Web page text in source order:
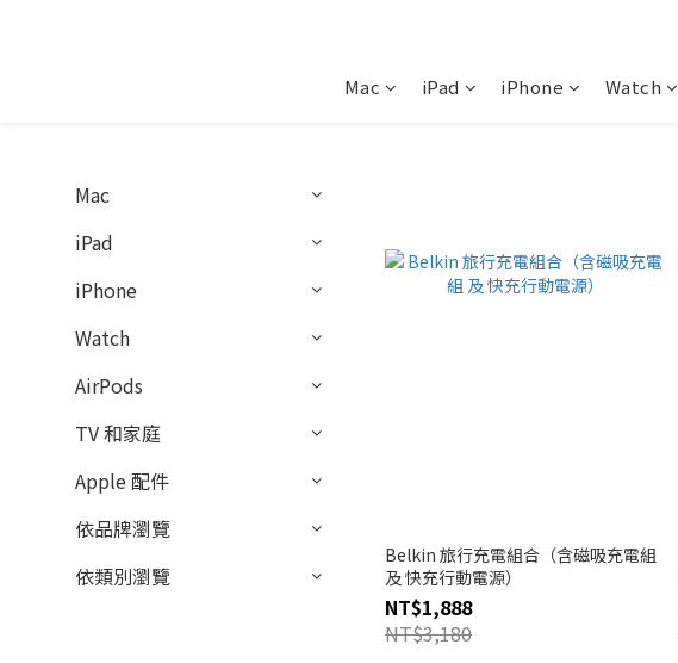
Mac iPad iPhone Watch
Mac
iPad
iPhone
Watch
AirPods
TV 和家庭
Apple 配件
依品牌瀏覽
依類別瀏覽
Belkin 旅行充電組合（含磁吸充電組
及 快充行動電源）
NT$1,888
NT$3,180